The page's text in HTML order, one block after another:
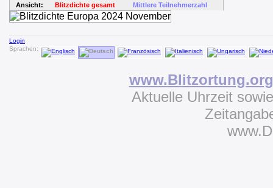
Ansicht: Blitzdichte gesamt Mittlere Teilnehmerzahl
Login
Sprachen:
www.Blitzortung.org
Aktuelle Uhrzeit